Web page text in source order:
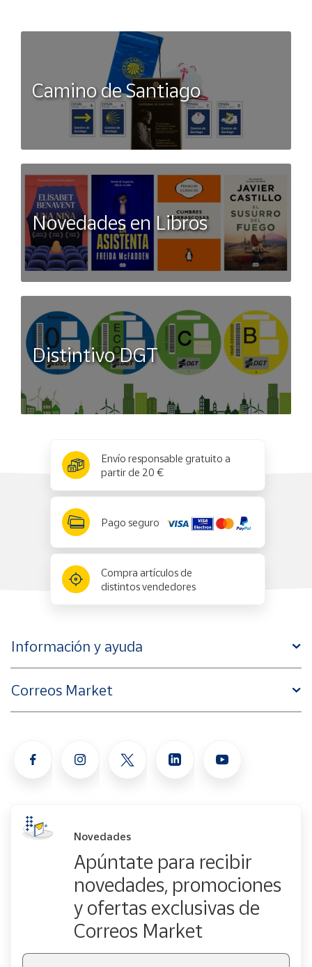
Camino de Santiago
Novedades en Libros
Distintivo DGT
Envío responsable gratuito a
partir de 20 €
Pago seguro
Compra artículos de
distintos vendedores
Información y ayuda
Correos Market
Novedades
Apúntate para recibir
novedades, promociones
y ofertas exclusivas de
Correos Market